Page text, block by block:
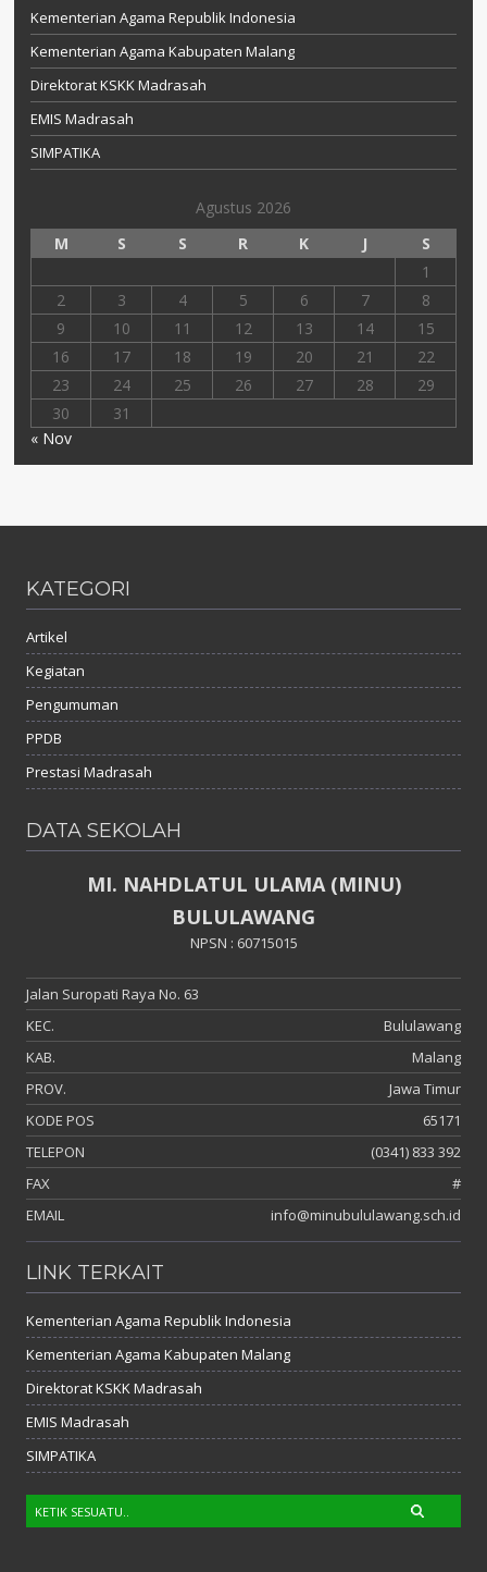
Kementerian Agama Republik Indonesia
Kementerian Agama Kabupaten Malang
Direktorat KSKK Madrasah
EMIS Madrasah
SIMPATIKA
Agustus 2026
M
S S R K J
S
1
2
3 4 5 6 7
8
9
10 11 12 13 14
15
16
17 18 19 20 21
22
23
24 25 26 27 28
29
30
31
« Nov
KATEGORI
Artikel
Kegiatan
Pengumuman
PPDB
Prestasi Madrasah
DATA SEKOLAH
MI. NAHDLATUL ULAMA (MINU)
BULULAWANG
NPSN : 60715015
Jalan Suropati Raya No. 63
KEC.
Bululawang
KAB.
Malang
PROV.
Jawa Timur
KODE POS
65171
TELEPON
(0341) 833 392
FAX
#
EMAIL
info@minubululawang.sch.id
LINK TERKAIT
Kementerian Agama Republik Indonesia
Kementerian Agama Kabupaten Malang
Direktorat KSKK Madrasah
EMIS Madrasah
SIMPATIKA